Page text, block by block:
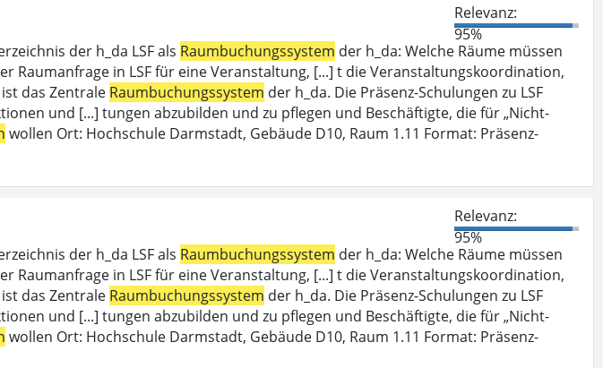
Relevanz:
95%
der h_da LSF als Raumbuchungssystem der h_da: Welche Räume müssen
Raumanfrage in LSF für eine Veranstaltung, [...] t die Veranstaltungskoordination,
das Zentrale Raumbuchungssystem der h_da. Die Präsenz-Schulungen zu LSF
und [...] tungen abzubilden und zu pflegen und Beschäftigte, die für „Nicht-
wollen Ort: Hochschule Darmstadt, Gebäude D10, Raum 1.11 Format: Präsenz-
Relevanz:
95%
der h_da LSF als Raumbuchungssystem der h_da: Welche Räume müssen
Raumanfrage in LSF für eine Veranstaltung, [...] t die Veranstaltungskoordination,
das Zentrale Raumbuchungssystem der h_da. Die Präsenz-Schulungen zu LSF
und [...] tungen abzubilden und zu pflegen und Beschäftigte, die für „Nicht-
wollen Ort: Hochschule Darmstadt, Gebäude D10, Raum 1.11 Format: Präsenz-